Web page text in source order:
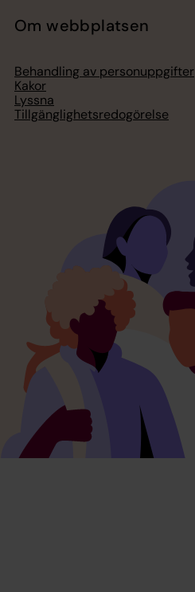
Om webbplatsen
Behandling av personuppgifter
Kakor
Lyssna
Tillgänglighetsredogörelse